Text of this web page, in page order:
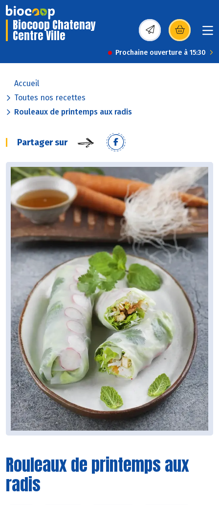
Biocoop Chatenay
Centre Ville (s’ouvre dans une
Prochaine ouverture à 15:30
Accueil
Toutes nos recettes
Rouleaux de printemps aux radis
Partager sur
Rouleaux de printemps aux
radis